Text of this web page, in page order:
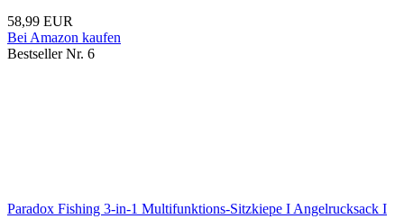
58,99 EUR
Bei Amazon kaufen
Bestseller Nr. 6
Paradox Fishing 3-in-1 Multifunktions-Sitzkiepe I Angelrucksack I